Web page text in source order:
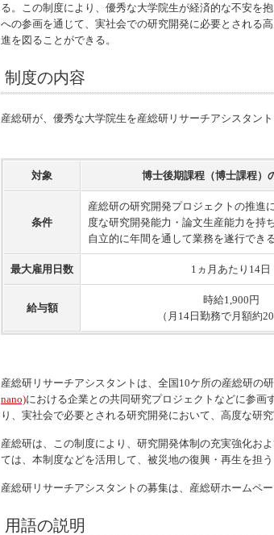
る。この制度により、優秀な大学院生が経済的な不安を
への参画を通じて、実社会での研究開発に必要とされる
進を図ることができる。
制度の内容
産総研が、優秀な大学院生を産総研リサーチアシスタン
対象 博士後期課程（博士課程）
条件
産総研の研究開発プロジェクトの推進
度な研究開発能力・論文生産能力を持
自立的に年間を通して業務を遂行でき
最大雇用日数 1ヵ月あたり14日
給与額
時給1,900円
（月14日勤務で月額約20
産総研リサーチアシスタントは、全国10ケ所の産総研の
nano)における企業との共同研究プロジェクトなどに参
り、実社会で必要とされる研究開発において、高度な研
産総研は、この制度により、研究開発体制の充実強化お
ては、本制度などを活用して、被災地の復興・再生を担
産総研リサーチアシスタントの募集は、産総研ホームペ
用語の説明